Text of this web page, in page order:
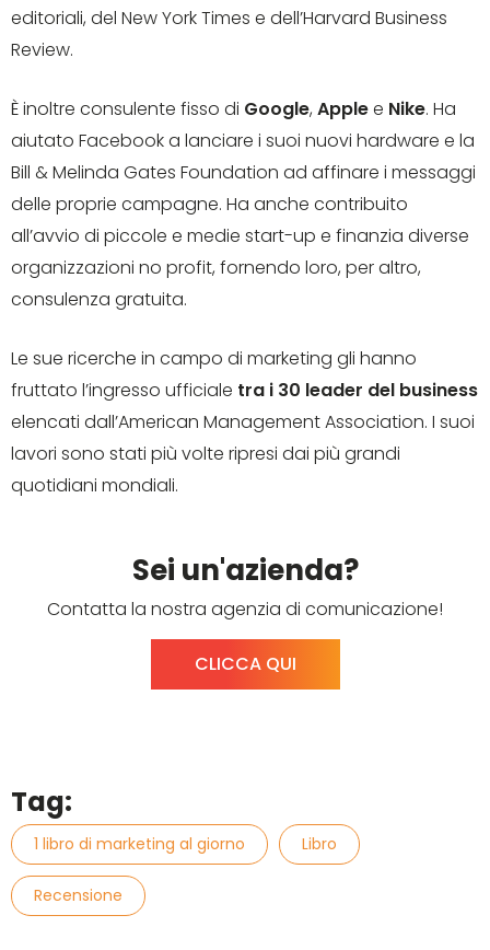
editoriali, del New York Times e dell’Harvard Business
Review.
È inoltre consulente fisso di Google, Applee Nike. Ha
aiutato Facebook a lanciare i suoi nuovi hardware e la
Bill & Melinda Gates Foundation ad affinare i messaggi
delle proprie campagne. Ha anche contribuito
all’avvio di piccole e medie start-up e finanzia diverse
organizzazioni no profit, fornendo loro, per altro,
consulenza gratuita.
Le sue ricerche in campo di marketing gli hanno
fruttato l’ingresso ufficiale tra i 30 leader del business
elencati dall’American Management Association. I suoi
lavori sono stati più volte ripresi dai più grandi
quotidiani mondiali.
Sei un'azienda?
Contatta la nostra agenzia di comunicazione!
CLICCA QUI
Tag:
1 libro di marketing al giorno Libro
Recensione